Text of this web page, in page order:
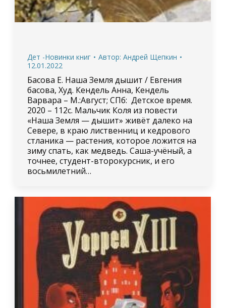
Дет -Новинки книг Автор: Андрей Щепкин
12.01.2022
Басова Е. Наша Земля дышит / Евгения
басова, Худ. Кендель Анна, Кендель
Варвара – М.:Август; СПб: Детское время.
2020 – 112с. Мальчик Коля из повести
«Наша Земля — дышит» живёт далеко на
Севере, в краю лиственниц и кедрового
стланика — растения, которое ложится на
зиму спать, как медведь. Саша-учёный, а
точнее, студент-второкурсник, и его
восьмилетний…